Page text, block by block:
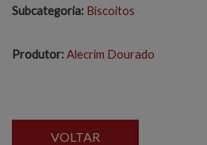
Subcategoria: Biscoitos
Produtor:Alecrim Dourado
VOLTAR